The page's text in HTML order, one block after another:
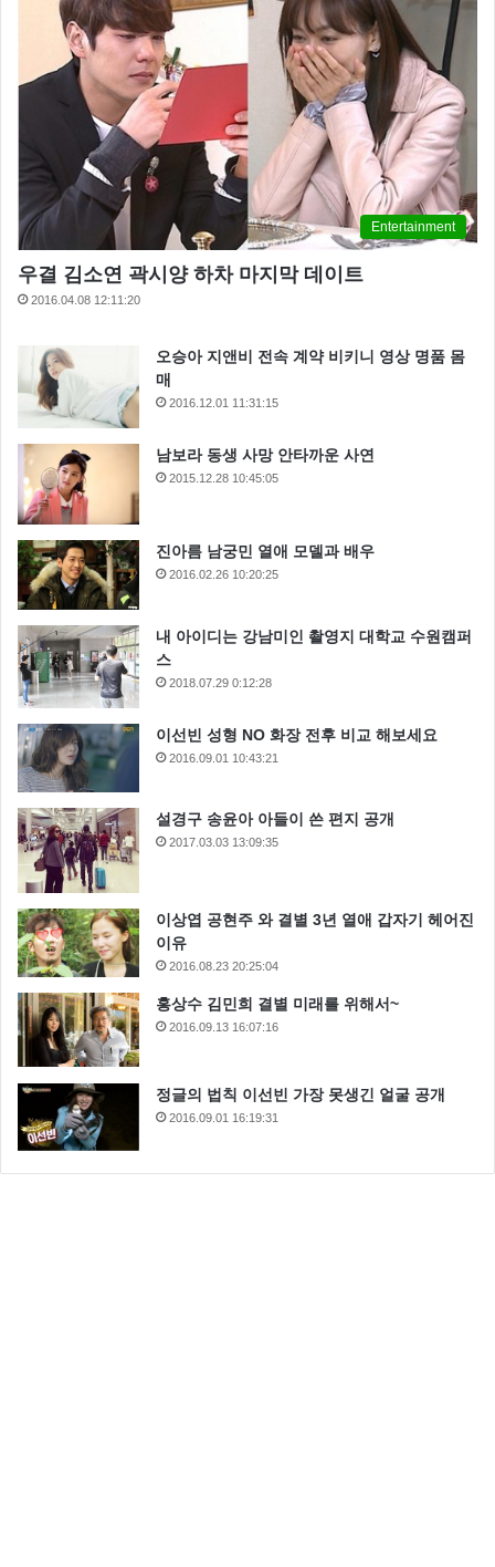
Entertainment
우결 김소연 곽시양 하차 마지막 데이트
2016.04.08 12:11:20
오승아 지앤비 전속 계약 비키니 영상 명품 몸
매
2016.12.01 11:31:15
남보라 동생 사망 안타까운 사연
2015.12.28 10:45:05
진아름 남궁민 열애 모델과 배우
2016.02.26 10:20:25
내 아이디는 강남미인 촬영지 대학교 수원캠퍼
스
2018.07.29 0:12:28
이선빈 성형 NO 화장 전후 비교 해보세요
2016.09.01 10:43:21
설경구 송윤아 아들이 쓴 편지 공개
2017.03.03 13:09:35
이상엽 공현주 와 결별 3년 열애 갑자기 헤어진
이유
2016.08.23 20:25:04
홍상수 김민희 결별 미래를 위해서~
2016.09.13 16:07:16
정글의 법칙 이선빈 가장 못생긴 얼굴 공개
2016.09.01 16:19:31